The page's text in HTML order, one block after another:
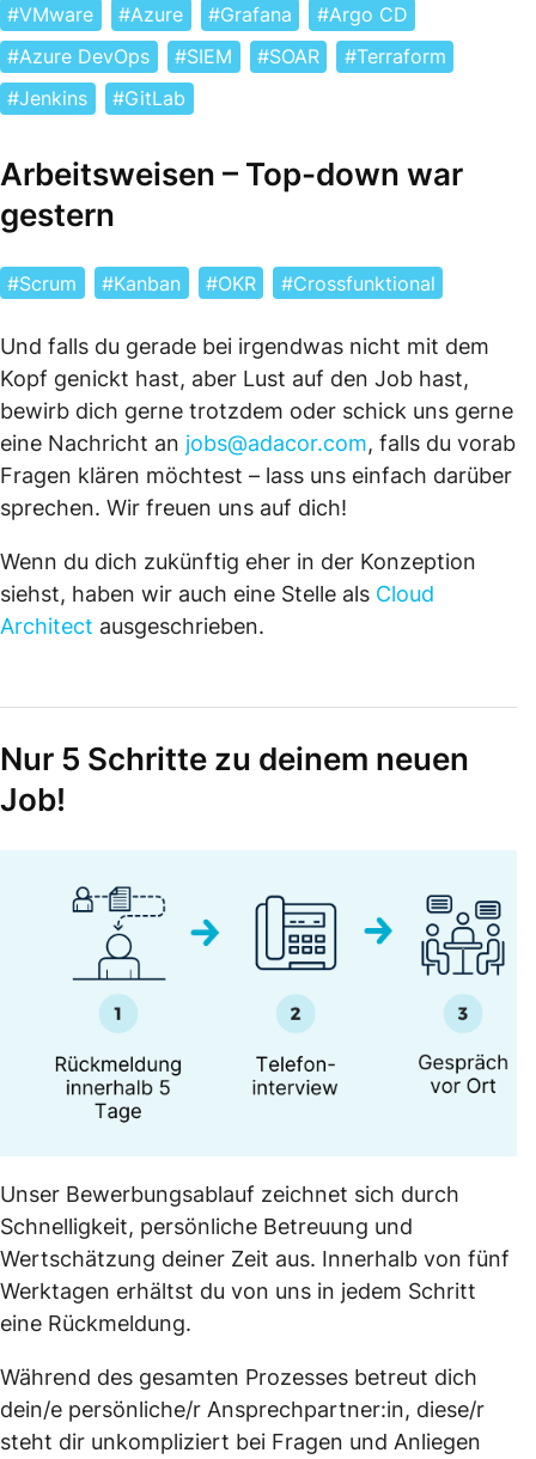
VMware Azure Grafana
Argo CD
Azure DevOps
SIEM SOAR
Terraform
Jenkins
GitLab
Arbeitsweisen – Top-down war
gestern
Scrum Kanban OKR Crossfunktional
Und falls du gerade bei irgendwas nicht mit dem
Kopf genickt hast, aber Lust auf den Job hast,
bewirb dich gerne trotzdem oder schick uns gerne
eine Nachricht an jobs@adacor.com, falls du vorab
Fragen klären möchtest – lass uns einfach darüber
sprechen. Wir freuen uns auf dich!
Wenn du dich zukünftig eher in der Konzeption
siehst, haben wir auch eine Stelle als Cloud
Architect ausgeschrieben.
Nur 5 Schritte zu deinem neuen
Job!
Unser Bewerbungsablauf zeichnet sich durch
Schnelligkeit, persönliche Betreuung und
Wertschätzung deiner Zeit aus. Innerhalb von fünf
Werktagen erhältst du von uns in jedem Schritt
eine Rückmeldung.
Während des gesamten Prozesses betreut dich
dein/e persönliche/r Ansprechpartner:in, diese/r
steht dir unkompliziert bei Fragen und Anliegen